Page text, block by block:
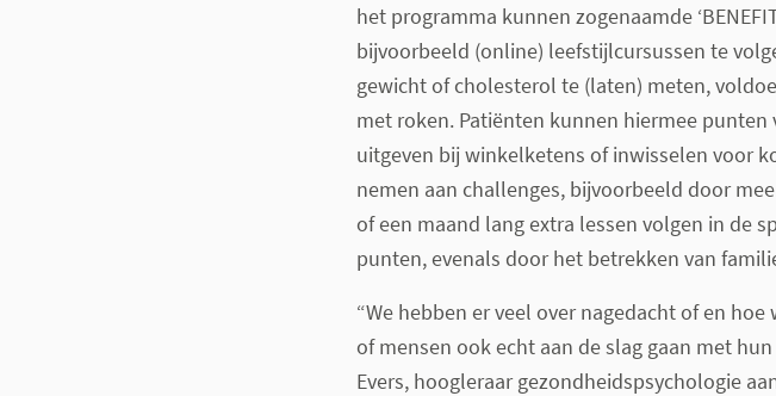
het programma kunnen zogenaamde
bijvoorbeeld (online) leefstijlcursussen te
gewicht of cholesterol te (laten) meten,
met roken. Patiënten kunnen hiermee punten
uitgeven bij winkelketens of inwisselen voor
nemen aan challenges, bijvoorbeeld door
of een maand lang extra lessen volgen in de
punten, evenals door het betrekken van
“We hebben er veel over nagedacht of en
of mensen ook echt aan de slag gaan met
Evers, hoogleraar gezondheidspsychologie